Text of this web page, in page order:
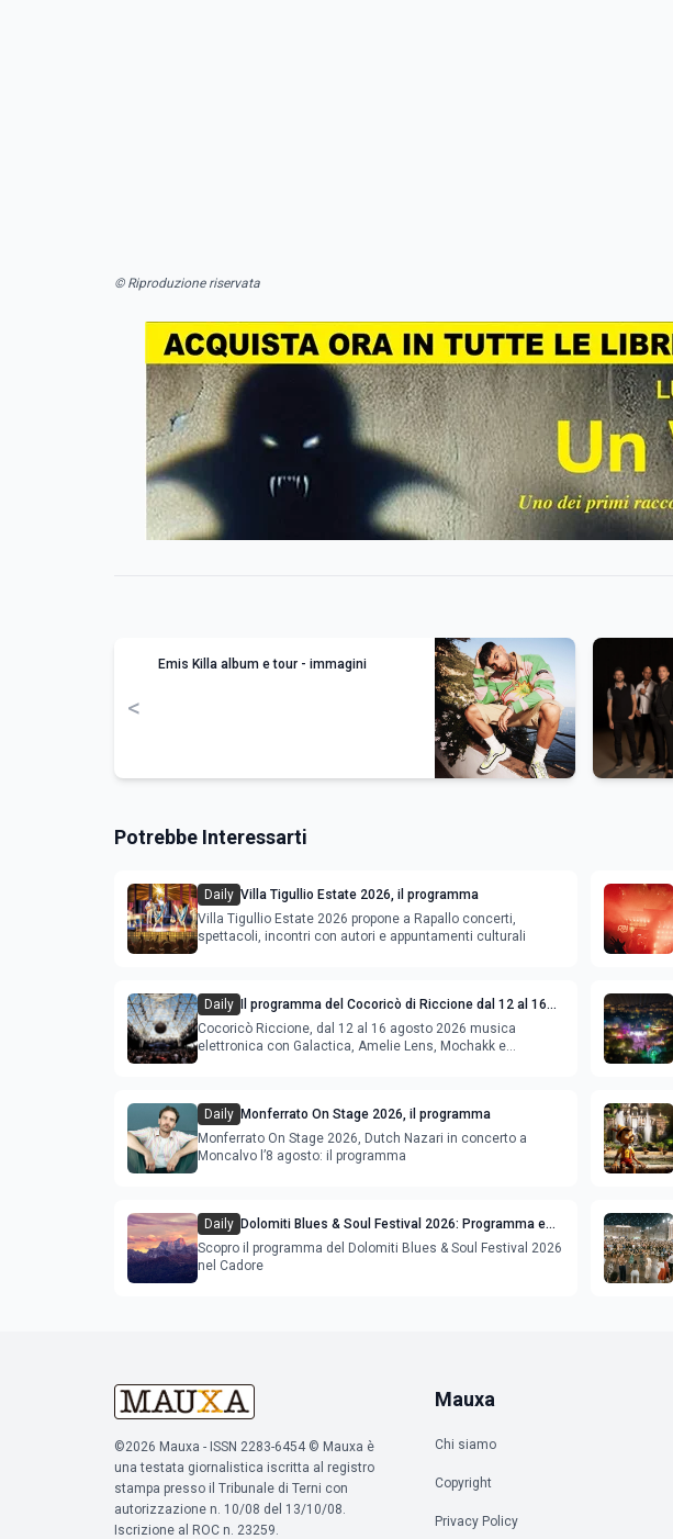
© Riproduzione riservata
<
Emis Killa album e tour - immagini
Potrebbe Interessarti
Daily Villa Tigullio Estate 2026, il programma
Villa Tigullio Estate 2026 propone a Rapallo concerti,
spettacoli, incontri con autori e appuntamenti culturali
Daily
Il programma del Cocoricò di Riccione dal 12 al 16
agosto 2026
Cocoricò Riccione, dal 12 al 16 agosto 2026 musica
elettronica con Galactica, Amelie Lens, Mochakk e
Daily Monferrato On Stage 2026, il programma
Monferrato On Stage 2026, Dutch Nazari in concerto a
Moncalvo l’8 agosto: il programma
Daily Dolomiti Blues & Soul Festival 2026: Programma e
Location nel Cadore
Scopro il programma del Dolomiti Blues & Soul Festival 2026
nel Cadore
©2026 Mauxa - ISSN 2283-6454 © Mauxa è
una testata giornalistica iscritta al registro
stampa presso il Tribunale di Terni con
autorizzazione n. 10/08 del 13/10/08.
Iscrizione al ROC n. 23259.
Mauxa
Chi siamo
Copyright
Privacy Policy